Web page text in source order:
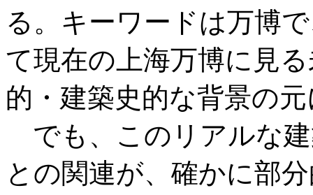
る。キーワードは万博
て現在の上海万博に見
的・建築史的な背景の
でも、このリアルな
との関連が、確かに部